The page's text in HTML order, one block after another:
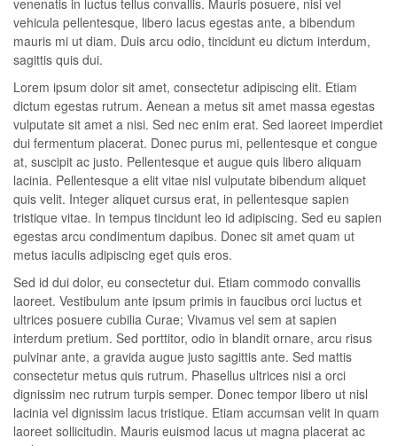
vehicula pellentesque, libero lacus egestas ante, a bibendum
mauris mi ut diam. Duis arcu odio, tincidunt eu dictum interdum,
sagittis quis dui.
Lorem ipsum dolor sit amet, consectetur adipiscing elit. Etiam
dictum egestas rutrum. Aenean a metus sit amet massa egestas
vulputate sit amet a nisi. Sed nec enim erat. Sed laoreet imperdiet
dui fermentum placerat. Donec purus mi, pellentesque et congue
at, suscipit ac justo. Pellentesque et augue quis libero aliquam
lacinia. Pellentesque a elit vitae nisl vulputate bibendum aliquet
quis velit. Integer aliquet cursus erat, in pellentesque sapien
tristique vitae. In tempus tincidunt leo id adipiscing. Sed eu sapien
egestas arcu condimentum dapibus. Donec sit amet quam ut
metus iaculis adipiscing eget quis eros.
Sed id dui dolor, eu consectetur dui. Etiam commodo convallis
laoreet. Vestibulum ante ipsum primis in faucibus orci luctus et
ultrices posuere cubilia Curae; Vivamus vel sem at sapien
interdum pretium. Sed porttitor, odio in blandit ornare, arcu risus
pulvinar ante, a gravida augue justo sagittis ante. Sed mattis
consectetur metus quis rutrum. Phasellus ultrices nisi a orci
dignissim nec rutrum turpis semper. Donec tempor libero ut nisl
lacinia vel dignissim lacus tristique. Etiam accumsan velit in quam
laoreet sollicitudin. Mauris euismod lacus ut magna placerat ac